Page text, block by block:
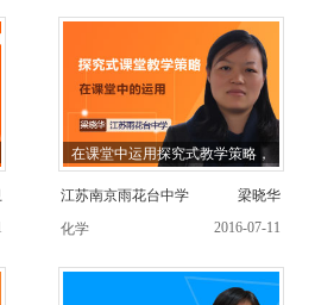
在课堂中运用探究式教学策略，
江苏南京雨花台中学
梁晓华
化学
2016-07-11